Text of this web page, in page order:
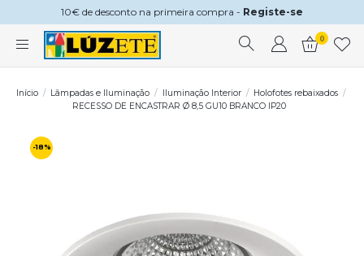
10€ de desconto na primeira compra - Registe-se
0
Início Lâmpadas e Iluminação Iluminação Interior
Holofotes rebaixados
RECESSO DE ENCASTRAR Ø 8,5 GU10 BRANCO IP20
-18%